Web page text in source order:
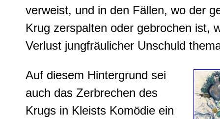
verweist, und in den Fällen, wo der
Krug zerspalten oder gebrochen ist,
Verlust jungfräulicher Unschuld
Auf diesem Hintergrund sei
auch das Zerbrechen des
Krugs in Kleists Komödie ein